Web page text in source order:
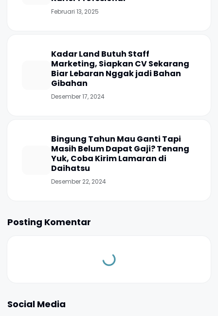
Februari 13, 2025
Kadar Land Butuh Staff
Marketing, Siapkan CV Sekarang
Biar Lebaran Nggak jadi Bahan
Gibahan
Desember 17, 2024
Bingung Tahun Mau Ganti Tapi
Masih Belum Dapat Gaji? Tenang
Yuk, Coba Kirim Lamaran di
Daihatsu
Desember 22, 2024
Posting Komentar
Social Media